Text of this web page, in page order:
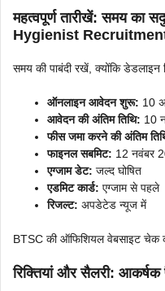
महत्वपूर्ण तारीखें: समय का
Hygienist
समय की पाबंदी रखें, क्योंकि डेडलाइन
ऑनलाइन आवेदन शुरू: 10
आवेदन की अंतिम तिथि: 10
फीस जमा करने की अंतिम
फाइनल सबमिट: 12 नवंबर
एग्जाम डेट: जल्द घोषित
एडमिट कार्ड: एग्जाम से पहले
रिजल्ट: अपडेटेड न्यूज में
BTSC की ऑफिशियल वेबसाइट चेक
रिक्तियां और सैलरी: